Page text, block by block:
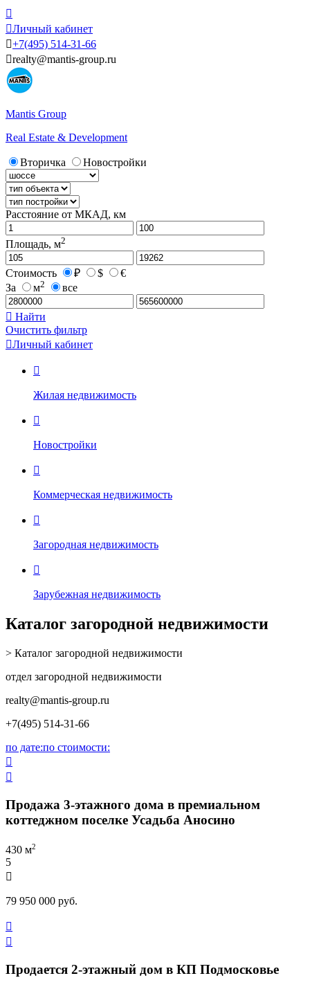

Личный кабинет
+7(495) 514-31-66
realty@mantis-group.ru
Mantis Group
Real Estate & Development
Вторичка Новостройки
Расстояние от МКАД, км
Площадь, м2
Стоимость ₽ $
€
За
м2 все
 Найти
Очистить фильтр
Личный кабинет

Жилая недвижимость

Новостройки

Коммерческая недвижимость

Загородная недвижимость

Зарубежная недвижимость
Каталог загородной недвижимости
> Каталог загородной недвижимости
отдел загородной недвижимости
realty@mantis-group.ru
+7(495) 514-31-66
по дате:по стоимости:


Продажа 3-этажного дома в премиальном
коттеджном поселке Усадьба Аносино
430 м2
5

79 950 000 руб.


Продается 2-этажный дом в КП Подмосковье